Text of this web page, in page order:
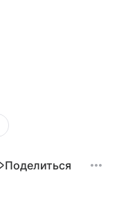
Поделиться